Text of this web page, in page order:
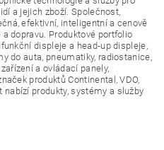
a jejich zboží. Společnost,
efektivní, inteligentní a cenově
dopravu. Produktové portfolio
displeje a head-up displeje,
do auta, pneumatiky, radiostanice,
a ovládací panely,
produktů Continental, VDO,
nabízí produkty, systémy a služby